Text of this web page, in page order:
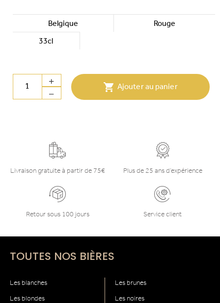
Belgique Rouge
33cl
 Ajouter au panier
Livraison gratuite à partir de 75€ Plus de 25 ans d’expérience
Retour sous 100 jours Service client
TOUTES NOS BIÈRES
Les blanches
Les blondes
Les brunes
Les noires